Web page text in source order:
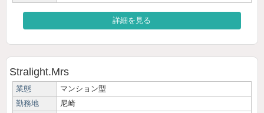
詳細を見る
Stralight.Mrs
業態
マンション型
勤務地
尼崎